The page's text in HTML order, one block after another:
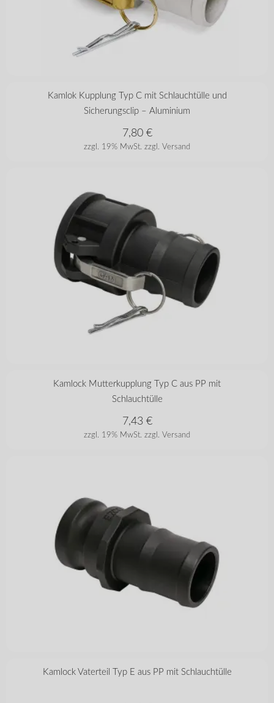
in vielen Varianten
Kamlok Kupplung Typ C mit Schlauchtülle und
Sicherungsclip – Aluminium
zzgl. 19% MwSt. zzgl. Versand
7,80€
in vielen Varianten
Kamlock Mutterkupplung Typ C aus PP mit
Schlauchtülle
zzgl. 19% MwSt. zzgl. Versand
7,43€
in vielen Varianten
Kamlock Vaterteil Typ E aus PP mit Schlauchtülle